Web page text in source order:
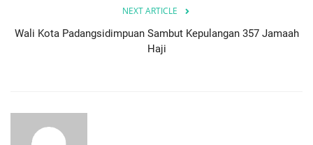
NEXT ARTICLE
Wali Kota Padangsidimpuan Sambut Kepulangan 357 Jamaah
Haji